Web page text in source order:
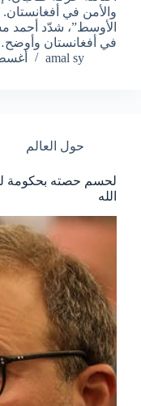
والأمن في
الأوسط”، شدّد أحمد
في أفغانستان
amal sy
أغسطس
حول العالم
لحسم حصته بحكومة
الله